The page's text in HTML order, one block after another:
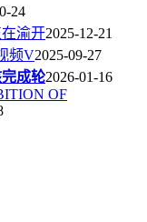
24
渝开2025-12-21
频V2025-09-27
成轮2026-01-16
OF